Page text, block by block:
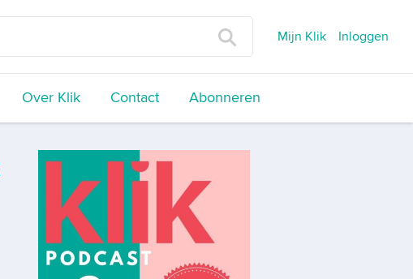
Mijn Klik Inloggen
Over Klik Contact Abonneren